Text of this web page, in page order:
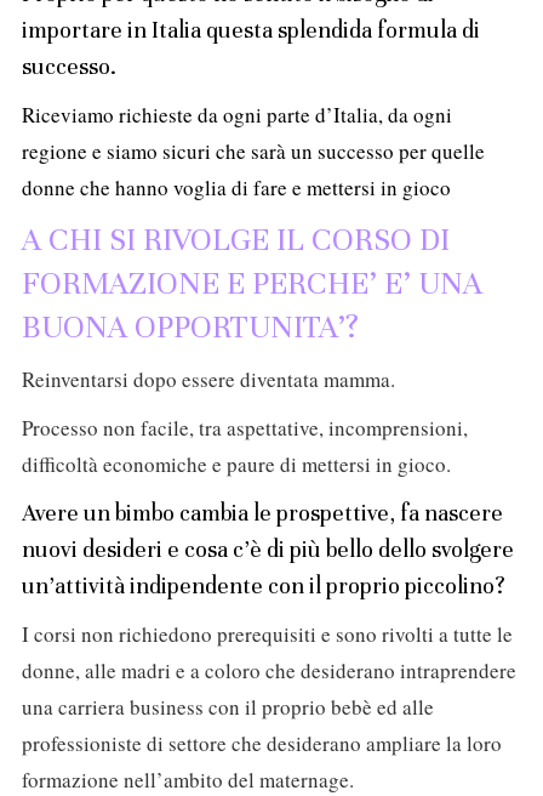
importare in Italia questa splendida formula di
successo.
Riceviamo richieste da ogni parte d’Italia, da ogni
regione e siamo sicuri che sarà un successo per quelle
donne che hanno voglia di fare e mettersi in gioco
A CHI SI RIVOLGE IL CORSO DI
FORMAZIONE E PERCHE’ E’ UNA
BUONA OPPORTUNITA’?
Reinventarsi dopo essere diventata mamma.
Processo non facile, tra aspettative, incomprensioni,
difficoltà economiche e paure di mettersi in gioco.
Avere un bimbo cambia le prospettive, fa nascere
nuovi desideri e cosa c’è di più bello dello svolgere
un’attività indipendente con il proprio piccolino?
I corsi non richiedono prerequisiti e sono rivolti a tutte le
donne, alle madri e a coloro che desiderano intraprendere
una carriera business con il proprio bebè ed alle
professioniste di settore che desiderano ampliare la loro
formazione nell’ambito del maternage.